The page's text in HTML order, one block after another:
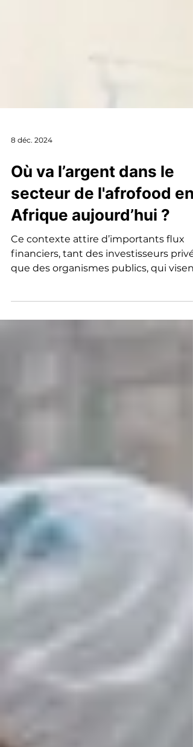
8 déc. 2024
Où va l’argent dans le
secteur de l'afrofood en
Afrique aujourd’hui ?
Ce contexte attire d’importants flux
que des organismes publics, qui visent